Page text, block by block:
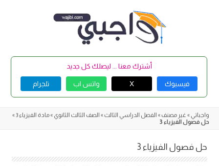
أشترك معنا ... ليصلك كل جديد
فيسبوك X واتس اب تلجرام
واجباتي » غير مصنف » الفصل الدراسي الثالث » الصف الثالث الثانوي »مادة الفيزياء 3
»
حل فصول الفيزياء 3
حل فصول الفيزياء 3